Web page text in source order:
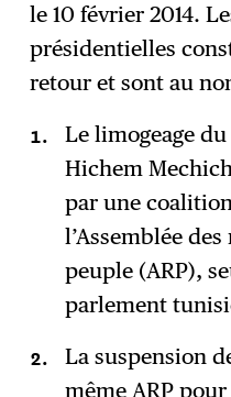
le 10 février 2014.
présidentielles
retour et sont au
Le limogeage
Hichem
par une
l’Assemblée
peuple (ARP),
parlement
La suspension
même ARP